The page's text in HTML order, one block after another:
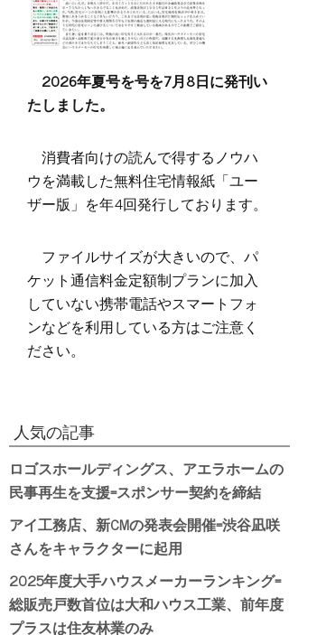
2026年夏号を号を7月8日に発刊い
たしました。
消費者向けの読んで得するノウハ
ウを満載した無料住宅情報紙「ユー
ザー版」を年4回発行しております。
ファイルサイズが大きいので、パ
ケット通信料金定額制プランに加入
していない携帯電話やスマートフォ
ンなどを利用している方はご注意く
ださい。
人気の記事
ロゴスホールディングス、アエラホームの
民事再生を支援=スポンサー契約を締結
アイ工務店、新CMの発表会開催=渋谷凪咲
さんをキャラクターに起用
2025年度大手ハウスメーカーランキング=
総販売戸数首位は大和ハウス工業、前年度
プラスは住友林業のみ